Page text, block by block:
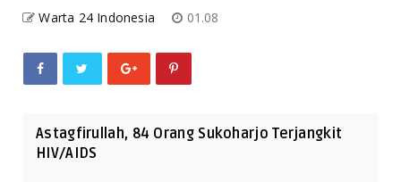
Warta 24 Indonesia 01.08
Astagfirullah, 84 Orang Sukoharjo Terjangkit
HIV/AIDS